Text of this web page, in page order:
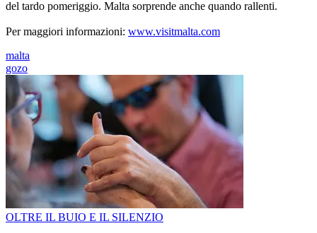
del tardo pomeriggio. Malta sorprende anche quando rallenti.
Per maggiori informazioni: www.visitmalta.com
malta
gozo
OLTRE IL BUIO E IL SILENZIO